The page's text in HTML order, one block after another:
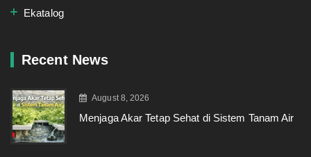
Ekatalog
Recent News
August 8, 2026
Menjaga Akar Tetap Sehat di Sistem Tanam Air